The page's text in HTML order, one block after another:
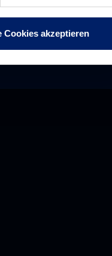
Cookies akzeptieren